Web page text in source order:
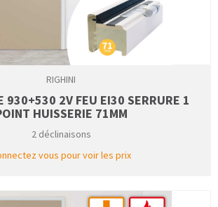
RIGHINI
930+530 2V FEU EI30 SERRURE 1
HUISSERIE 71MM
2 déclinaisons
vous pour voir les prix